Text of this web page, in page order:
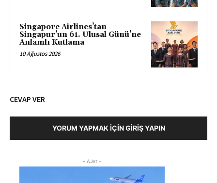
Singapore Airlines’tan
Singapur’un 61. Ulusal Günü’ne
Anlamlı Kutlama
10 Ağustos 2026
CEVAP VER
YORUM YAPMAK İÇIN GIRIŞ YAPIN
- AJet -